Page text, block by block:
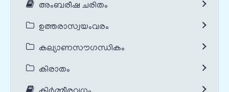
അംബരീഷ ചരിതം
ഉത്തരാസ്വയംവരം
കല്യാണസൗഗന്ധികം
കിരാതം